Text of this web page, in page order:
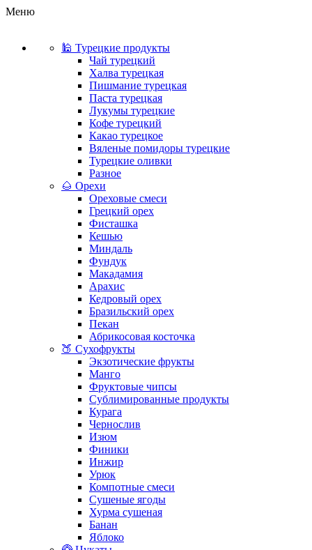
Меню
🕌 Турецкие продукты
Чай турецкий
Халва турецкая
Пишмание турецкая
Паста турецкая
Лукумы турецкие
Кофе турецкий
Какао турецкое
Вяленые помидоры турецкие
Турецкие оливки
Разное
🌰 Орехи
Ореховые смеси
Грецкий орех
Фисташка
Кешью
Миндаль
Фундук
Макадамия
Арахис
Кедровый орех
Бразильский орех
Пекан
Абрикосовая косточка
🍑 Сухофрукты
Экзотические фрукты
Манго
Фруктовые чипсы
Сублимированные продукты
Курага
Чернослив
Изюм
Финики
Инжир
Урюк
Компотные смеси
Сушеные ягоды
Хурма сушеная
Банан
Яблоко